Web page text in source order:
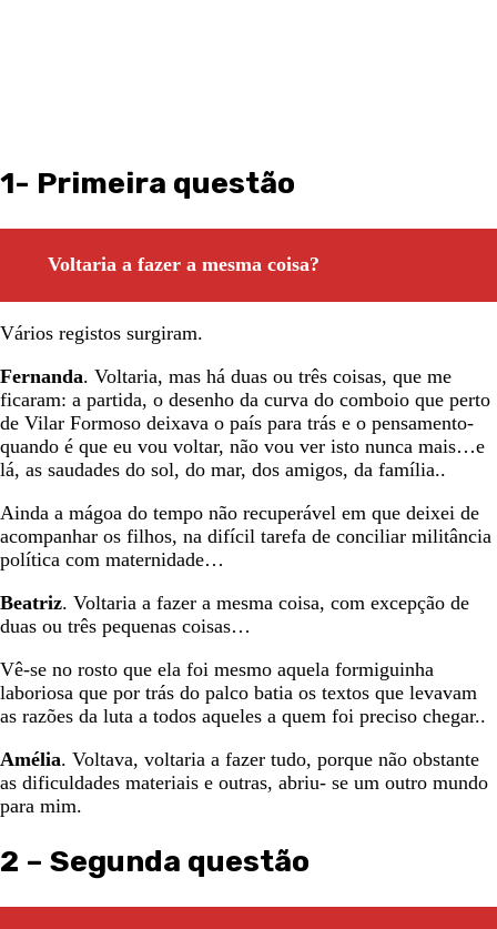
1- Primeira questão
Voltaria a fazer a mesma coisa?
Vários registos surgiram.
Fernanda. Voltaria, mas há duas ou três coisas, que me
ficaram: a partida, o desenho da curva do comboio que perto
de Vilar Formoso deixava o país para trás e o pensamento-
quando é que eu vou voltar, não vou ver isto nunca mais…e
lá, as saudades do sol, do mar, dos amigos, da família..
Ainda a mágoa do tempo não recuperável em que deixei de
acompanhar os filhos, na difícil tarefa de conciliar militância
política com maternidade…
Beatriz. Voltaria a fazer a mesma coisa, com excepção de
duas ou três pequenas coisas…
Vê-se no rosto que ela foi mesmo aquela formiguinha
laboriosa que por trás do palco batia os textos que levavam
as razões da luta a todos aqueles a quem foi preciso chegar..
Amélia. Voltava, voltaria a fazer tudo, porque não obstante
as dificuldades materiais e outras, abriu- se um outro mundo
para mim.
2 – Segunda questão